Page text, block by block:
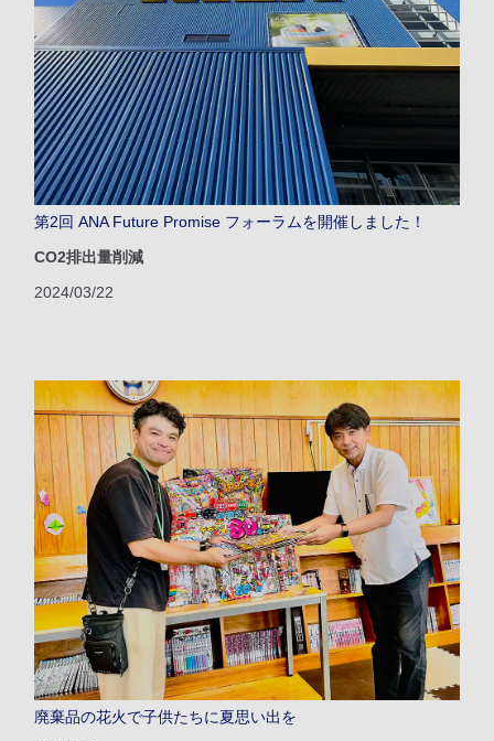
第2回 ANA Future Promise フォーラムを開催しました！
CO2排出量削減
2024/03/22
廃棄品の花火で子供たちに夏思い出を